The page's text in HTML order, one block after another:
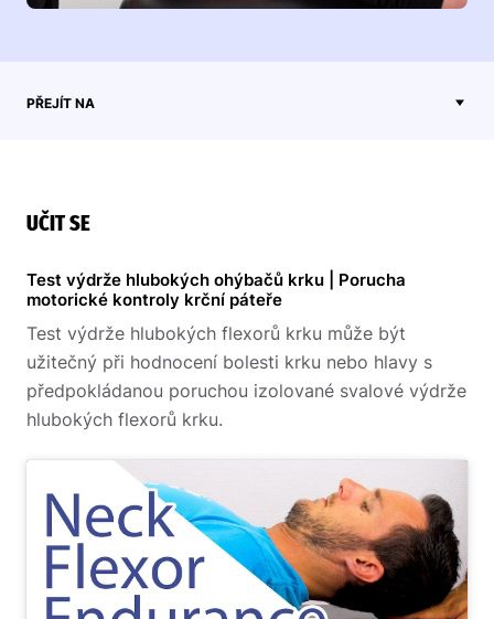
PŘEJÍT NA
UČIT SE
Test výdrže hlubokých ohýbačů krku | Porucha
motorické kontroly krční páteře
Test výdrže hlubokých flexorů krku může být
užitečný při hodnocení bolesti krku nebo hlavy s
předpokládanou poruchou izolované svalové výdrže
hlubokých flexorů krku.